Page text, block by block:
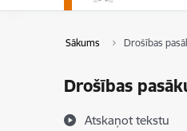
Sākums Drošības
Drošības
Atskaņot tekstu